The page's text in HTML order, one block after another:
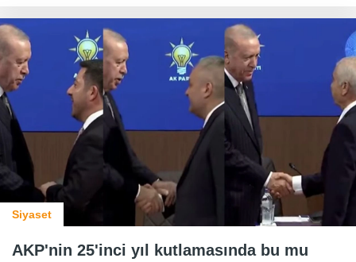
Siyaset
AKP'nin 25'inci yıl kutlamasında bu mu